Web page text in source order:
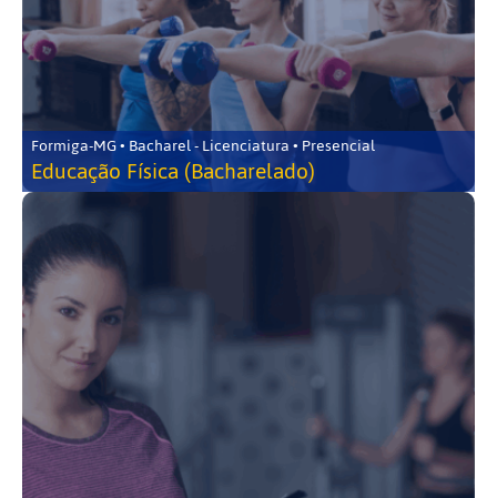
Formiga-MG • Bacharel - Licenciatura • Presencial
Educação Física (Bacharelado)